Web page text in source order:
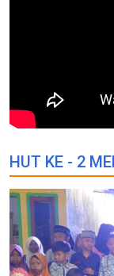
HUT KE - 2